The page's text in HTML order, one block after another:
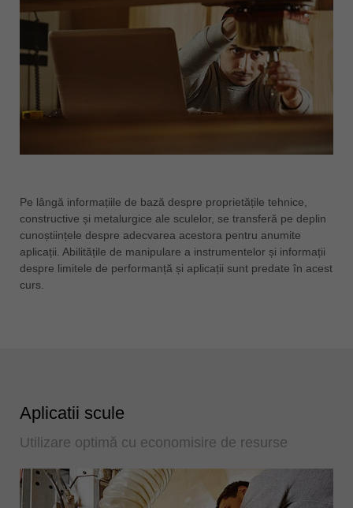
Pe lângă informațiile de bază despre proprietățile tehnice,
constructive și metalurgice ale sculelor, se transferă pe deplin
cunoștiințele despre adecvarea acestora pentru anumite
aplicații. Abilitățile de manipulare a instrumentelor și informații
despre limitele de performanță și aplicații sunt predate în acest
curs.
Aplicatii scule
Utilizare optimă cu economisire de resurse